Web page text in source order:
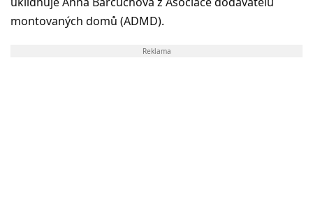
montovaných domů (ADMD).
Reklama